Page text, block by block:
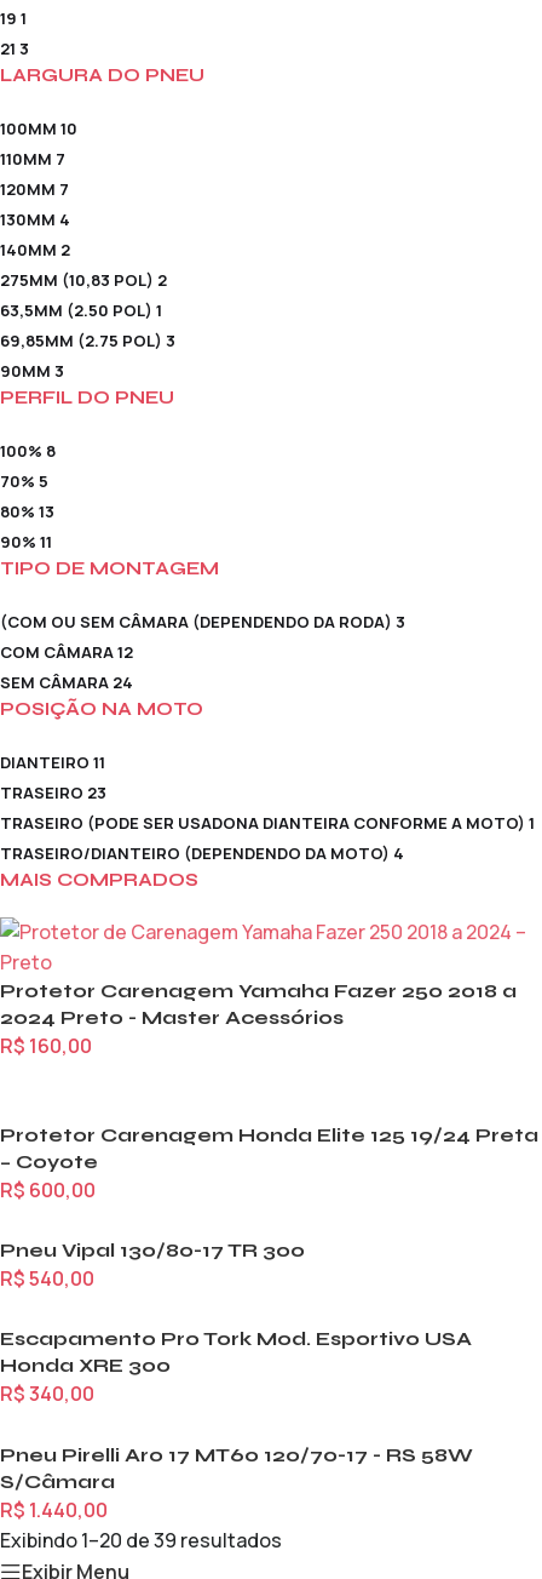
19 1
21 3
LARGURA DO PNEU
100MM 10
110MM 7
120MM 7
130MM 4
140MM 2
275MM (10,83 POL) 2
63,5MM (2.50 POL) 1
69,85MM (2.75 POL) 3
90MM 3
PERFIL DO PNEU
100% 8
70% 5
80% 13
90% 11
TIPO DE MONTAGEM
(COM OU SEM CÂMARA (DEPENDENDO DA RODA) 3
COM CÂMARA12
SEM CÂMARA 24
POSIÇÃO NA MOTO
DIANTEIRO 11
TRASEIRO 23
TRASEIRO (PODE SER USADONA DIANTEIRA CONFORME A MOTO) 1
TRASEIRO/DIANTEIRO (DEPENDENDO DA MOTO) 4
MAIS COMPRADOS
Protetor Carenagem Yamaha Fazer 250 2018 a
2024 Preto - Master Acessórios
R$ 160,00
Protetor Carenagem Honda Elite 125 19/24 Preta
– Coyote
R$ 600,00
Pneu Vipal 130/80-17 TR 300
R$540,00
Escapamento Pro Tork Mod. Esportivo USA
Honda XRE 300
R$340,00
Pneu Pirelli Aro 17 MT60 120/70-17 - RS 58W
S/Câmara
R$ 1.440,00
Exibindo 1–20 de 39 resultados
Exibir Menu